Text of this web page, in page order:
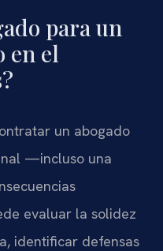
para un
en el
un abogado
—incluso una
evaluar la solidez
identificar defensas